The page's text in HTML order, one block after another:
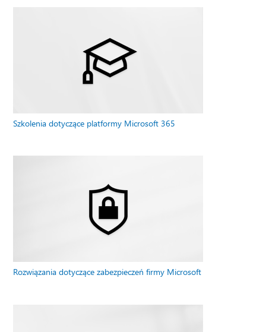
Szkolenia dotyczące platformy Microsoft 365
Rozwiązania dotyczące zabezpieczeń firmy Microsoft